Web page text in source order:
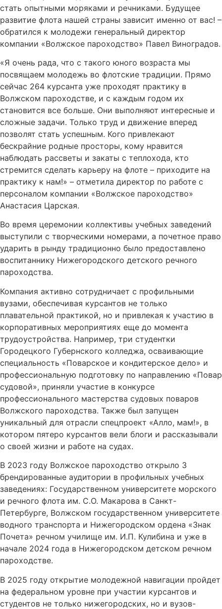
стать опытными моряками и речниками. Будущее
развитие флота нашей страны зависит именно от вас! –
обратился к молодежи генеральный директор
компании «Волжское пароходство» Павел Виноградов.
«Я очень рада, что с такого юного возраста мы
посвящаем молодежь во флотские традиции. Прямо
сейчас 264 курсанта уже проходят практику в
Волжском пароходстве, и с каждым годом их
становится все больше. Они выполняют интересные и
сложные задачи. Только труд и движение вперед
позволят стать успешным. Кого привлекают
бескрайние родные просторы, кому нравится
наблюдать рассветы и закаты с теплохода, кто
стремится сделать карьеру на флоте – приходите на
практику к нам!» – отметила директор по работе с
персоналом компании «Волжское пароходство»
Анастасия Царская.
Во время церемонии коллективы учебных заведений
выступили с творческими номерами, а почетное право
ударить в рынду традиционно было предоставлено
воспитаннику Нижегородского детского речного
пароходства.
Компания активно сотрудничает с профильными
вузами, обеспечивая курсантов не только
плавательной практикой, но и привлекая к участию в
корпоративных мероприятиях еще до момента
трудоустройства. Например, три студентки
Городецкого Губернского колледжа, осваивающие
специальность «Поварское и кондитерское дело» и
профессиональную подготовку по направлению «Повар
судовой», приняли участие в конкурсе
профессионального мастерства судовых поваров
Волжского пароходства. Также был запущен
уникальный для отрасли спецпроект «Алло, мам!», в
котором пятеро курсантов вели блоги и рассказывали
о своей жизни и работе на судах.
В 2023 году Волжское пароходство открыло 3
брендированные аудитории в профильных учебных
заведениях: Государственном университете морского
и речного флота им. С.О. Макарова в Санкт-
Петербурге, Волжском государственном университете
водного транспорта и Нижегородском ордена «Знак
Почета» речном училище им. И.П. Кулибина и уже в
начале 2024 года в Нижегородском детском речном
пароходстве.
В 2025 году открытие молодежной навигации пройдет
на федеральном уровне при участии курсантов и
студентов не только нижегородских, но и вузов-